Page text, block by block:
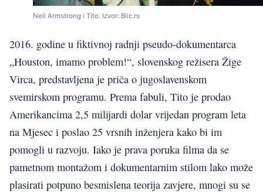
Neil Armstrong i Tito. Izvor: Blic.rs
2016. godine u fiktivnoj radnji pseudo-dokumentarca
„Houston, imamo problem!“, slovenskog režisera Žige
Virca, predstavljena je priča o jugoslavenskom
svemirskom programu. Prema fabuli, Tito je prodao
Amerikancima 2,5 milijardi dolar vrijedan program leta
na Mjesec i poslao 25 vrsnih inženjera kako bi im
pomogli u razvoju. Iako je prava poruka filma da se
pametnom montažom i dokumentarnim stilom lako može
plasirati potpuno besmislena teorija zavjere, mnogi su se